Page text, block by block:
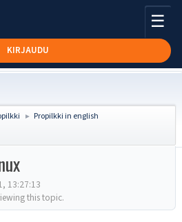
KIRJAUDU
☰
► Propilkki in english
13:27:13
this topic.